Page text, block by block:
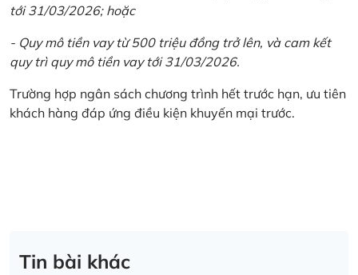
tới 31/03/2026; hoặc
- Quy mô tiền vay từ 500 triệu đồng trở lên, và cam kết
quy trì quy mô tiền vay tới 31/03/2026.
Trường hợp ngân sách chương trình hết trước hạn, ưu tiên
khách hàng đáp ứng điều kiện khuyến mại trước.
Tin bài khác